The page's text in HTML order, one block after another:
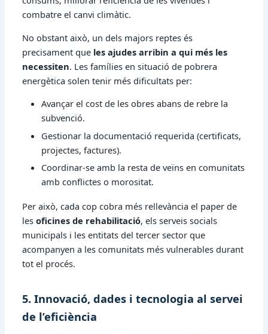
combatre el canvi climàtic.
No obstant això, un dels majors reptes és
precisament que les ajudes arribin a qui més les
necessiten. Les famílies en situació de pobrera
energètica solen tenir més dificultats per:
Avançar el cost de les obres abans de rebre la
subvenció.
Gestionar la documentació requerida (certificats,
projectes, factures).
Coordinar-se amb la resta de veïns en comunitats
amb conflictes o morositat.
Per això, cada cop cobra més rellevància el paper de
lesoficines de rehabilitació, els serveis socials
municipals i les entitats del tercer sector que
acompanyen a les comunitats més vulnerables durant
tot el procés.
5. Innovació, dades i tecnologia al servei
de l’eficiència